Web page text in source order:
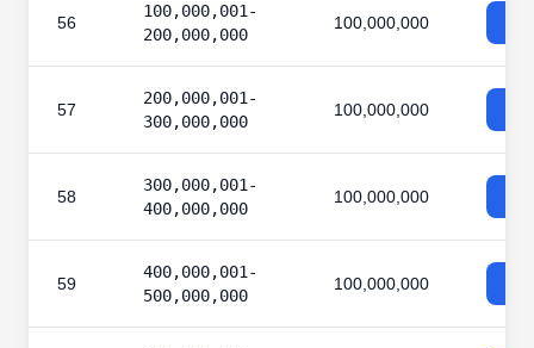
56
100,000,001-
200,000,000
100,000,000
57
200,000,001-
300,000,000
100,000,000
58
300,000,001-
400,000,000
100,000,000
59
400,000,001-
500,000,000
100,000,000